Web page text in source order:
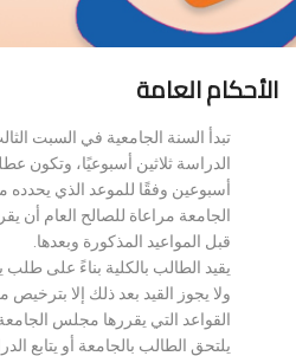
الأحكام العامة
تبدأ السنة الجامعية في السبت
الدراسة ثلاثين أسبوعيًا، وتكون
أسبوعين وفقًا للموعد الذي
الجامعة مراعاة للصالح العام أن
قبل المواعيد المذكورة وبعدها.
يقيد الطالب بالكلية بناءً على طلب
ولا يجوز القيد بعد ذلك إلا
القواعد التي يقررها مجلس
يلتحق الطالب بالجامعة أو يتابع